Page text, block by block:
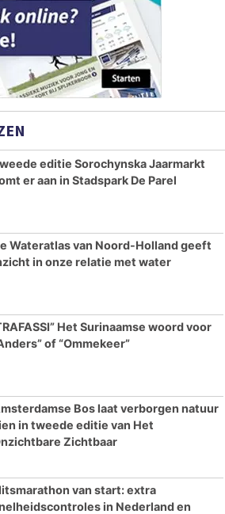
editie Sorochynska Jaarmarkt
er aan in Stadspark De Parel
Wateratlas van Noord-Holland geeft
in onze relatie met water
Het Surinaamse woord voor
of “Ommekeer”
Bos laat verborgen natuur
in tweede editie van Het
Zichtbaar
van start: extra
in Nederland en